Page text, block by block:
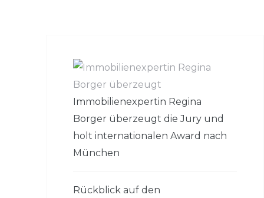
Immobilienexpertin Regina
Borger überzeugt die Jury und
holt internationalen Award nach
München
Rückblick auf den